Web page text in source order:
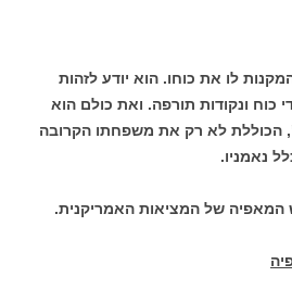
לו את כוחו. הוא יודע לזהות
כוח ונקודות תורפה. ואת כולם הוא
הכוללת לא רק את משפחתו הקרובה
נאמניו.
המאפיה של המציאות האמריקנית.